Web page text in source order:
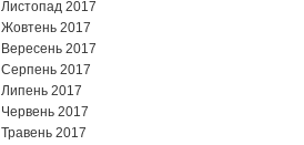
Листопад 2017
Жовтень 2017
Вересень 2017
Серпень 2017
Липень 2017
Червень 2017
Травень 2017